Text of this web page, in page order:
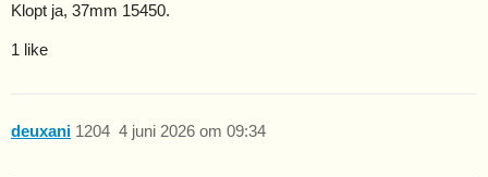
Klopt ja, 37mm 15450.
1 like
deuxani 4 juni 2026 om 09:34
1204